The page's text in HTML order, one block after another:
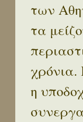
των
τα
χρόνια.
η